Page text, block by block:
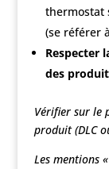
thermostat
(se référer
Respecter
des
Vérifier sur le
produit (DLC
Les mentions